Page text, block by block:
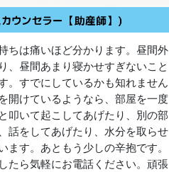
ちは痛いほど分かります。昼間外
、昼間あまり寝かせすぎないこと
。すでにしているかも知れません
開けているようなら、部屋を一度
叩いて起こしてあげたり、別の部
話をしてあげたり、水分を取らせ
ます。あともう少しの辛抱です。
たら気軽にお電話ください。頑張